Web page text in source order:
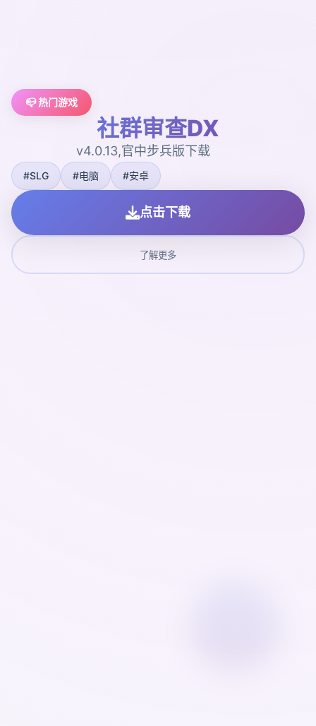
📪 热门游戏
社群审查DX
v4.0.13,官中步兵版下载
#SLG #电脑 #安卓
点击下载
了解更多